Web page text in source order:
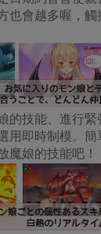
也會越多喔，
的技能、進行緊
用即時制模。
魔娘的技能吧！